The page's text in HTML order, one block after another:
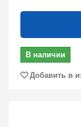
В наличии
Добавить в